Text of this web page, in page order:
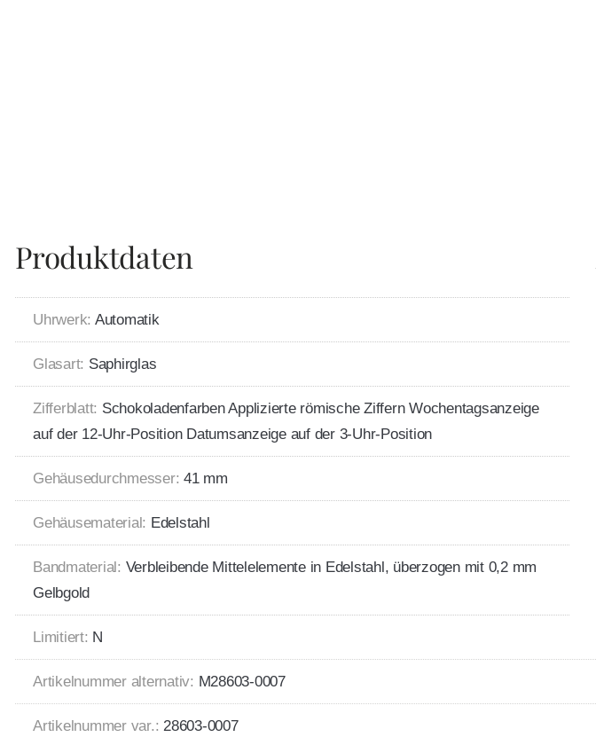
Produktdaten
Uhrwerk: Automatik
Glasart: Saphirglas
Zifferblatt: Schokoladenfarben Applizierte römische Ziffern Wochentagsanzeige
auf der 12-Uhr-Position Datumsanzeige auf der 3-Uhr-Position
Gehäusedurchmesser: 41 mm
Gehäusematerial: Edelstahl
Bandmaterial: Verbleibende Mittelelemente in Edelstahl, überzogen mit 0,2 mm
Gelbgold
Limitiert: N
Artikelnummer alternativ: M28603-0007
Artikelnummer var.: 28603-0007